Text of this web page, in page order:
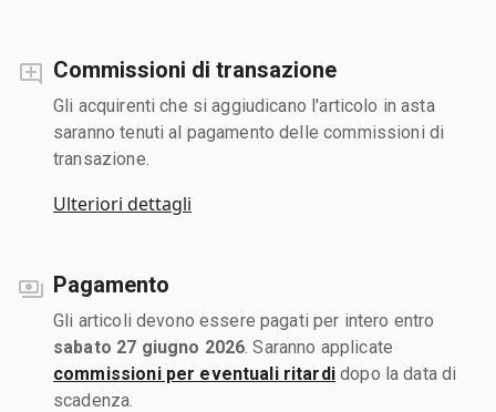
Commissioni di transazione
Gli acquirenti che si aggiudicano l'articolo in asta
saranno tenuti al pagamento delle commissioni di
transazione.
Ulteriori dettagli
Pagamento
Gli articoli devono essere pagati per intero entro
sabato 27 giugno 2026 . Saranno applicate
commissioni per eventuali ritardidopo la data di
scadenza.